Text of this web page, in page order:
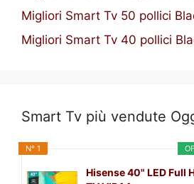
Migliori Smart Tv 50 pollici
Migliori Smart Tv 40 pollici
Smart Tv più vendute
N° 1
Hisense 40" LED Full